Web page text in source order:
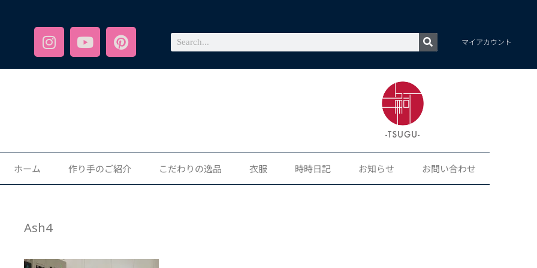
マイアカウント
ホーム 作り手のご紹介 こだわりの逸品 衣服 時時日記 お知らせ お問い合わせ
Ash4